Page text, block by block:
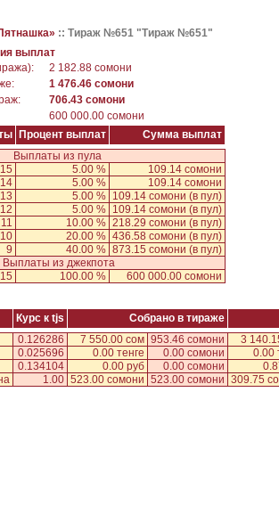
:: Тираж №651 "Тираж №651"
выплат
2 182.88 сомони
1 476.46 сомони
706.43 сомони
600 000.00 сомони
Процент выплат
Сумма выплат
Выплаты из пула
15
5.00 %
109.14 сомони
14
5.00 %
109.14 сомони
13
5.00 % 109.14 сомони (в пул)
12
5.00 % 109.14 сомони (в пул)
11
10.00 % 218.29 сомони (в пул)
10
20.00 % 436.58 сомони (в пул)
9
40.00 % 873.15 сомони (в пул)
Выплаты из джекпота
15
100.00 % 600 000.00 сомони
Курс к tjs
Собрано в тираже
0.126286 7 550.00 сом 953.46 сомони
3
0.025696 0.00 тенге 0.00 сомони
0.00
0.134104 0.00 руб 0.00 сомони
1.00 523.00 сомони 523.00 сомони 309.75